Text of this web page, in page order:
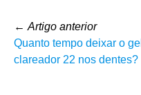
← Artigo anterior
Quanto tempo deixar o gel
clareador 22 nos dentes?